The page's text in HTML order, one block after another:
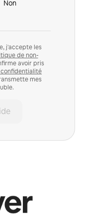
Non
j'accepte les
de non-
avoir pris
mes